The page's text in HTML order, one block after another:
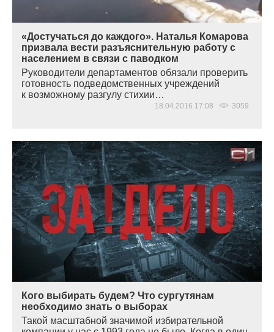
«Достучаться до каждого». Наталья Комарова
призвала вести разъяснительную работу с
населением в связи с паводком
Руководители департаментов обязали проверить
готовность подведомственных учреждений
к возможному разгулу стихии…
18.04.2016 17:08 3059
Кого выбирать будем? Что сургутянам
необходимо знать о выборах
Такой масштабной значимой избирательной